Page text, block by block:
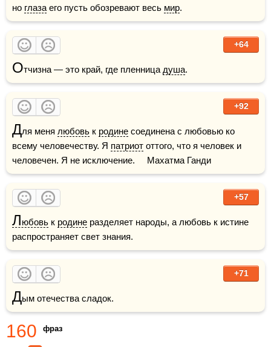
но глаза его пусть обозревают весь мир.
+64
Отчизна — это край, где пленница душа.
+92
Для меня любовь к родине соединена с любовью ко
всему человечеству. Я патриот оттого, что я человек и
человечен. Я не исключение.     Махатма Ганди
+57
Любовь к родине разделяет народы, а любовь к истине
распространяет свет знания.
+71
Дым отечества сладок.
160 фраз